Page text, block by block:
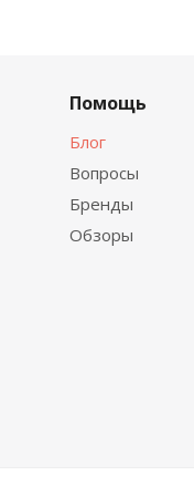
Помощь
Блог
Вопросы
Бренды
Обзоры